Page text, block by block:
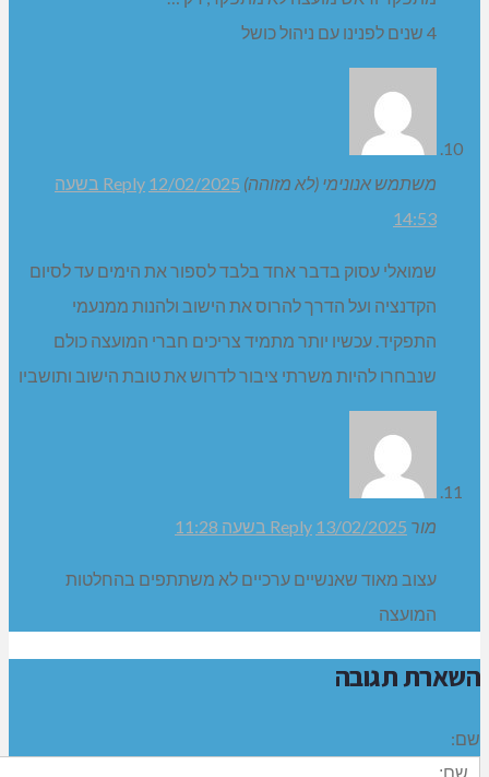
שי-
הצלחה -אני שמח שתמשיך לתמוך להדריך ולעזור בגינה
הקהילתית
טוביה Reply12/02/2025 בשעה 11:34
שי ידידי. גם להיות באופוזיציה זאת שליחות חשובה וכאן
נכשלת בחוסר התמדה
מיואש מאוד Reply 12/02/2025 בשעה 14:19
מועצה לא מתפקדת, נענשנו , יש לנו את הביב בקיסריה לא
מתפקד וראש מועצה לא מתפקד, רק …